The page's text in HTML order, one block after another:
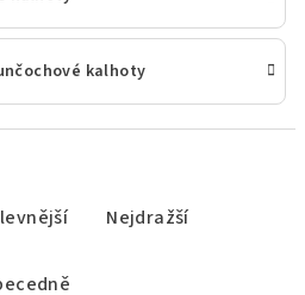
kalhoty
Nejdražší